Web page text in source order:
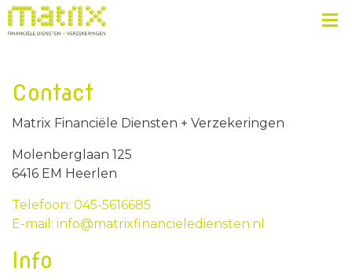
Contact
Matrix Financiële Diensten + Verzekeringen
Molenberglaan 125
6416 EM Heerlen
Telefoon: 045-5616685
E-mail: info@matrixfinancielediensten.nl
Info